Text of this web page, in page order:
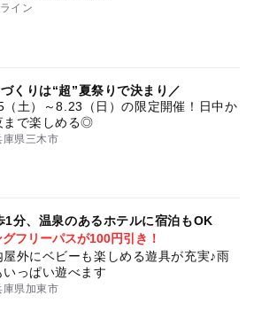
イン
くりは“超”夏祭りで決まり／
（土）～8.23（日）の限定開催！日中か
まで楽しめる◎
庫県三木市
1分、温泉のあるホテルに宿泊もOK
フリーパスが100円引き！
屋外にベビーも楽しめる遊具が充実♪雨
いっぱい遊べます
庫県加東市